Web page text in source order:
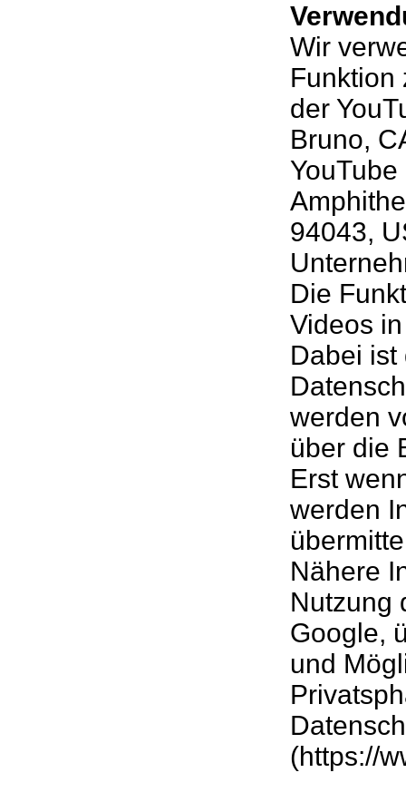
Wir
Funktion
der
Bruno,
94043,
Die
Videos
Dabei ist
werden
über die
Erst
werden
Nähere
Nutzung
Google,
und
(https://